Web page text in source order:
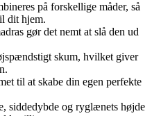
på forskellige måder, så
dit hjem.
gør det nemt at slå den ud
skum, hvilket giver
til at skabe din egen perfekte
siddedybde og ryglænets højde